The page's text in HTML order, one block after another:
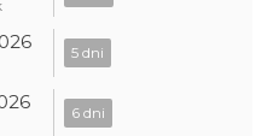
5 dni
6 dni